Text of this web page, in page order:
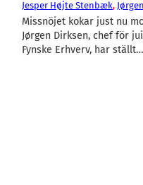
Jesper Højte Stenbæk,
Missnöjet kokar just nu
Jørgen Dirksen, chef för
Fynske Erhverv, har ställt…